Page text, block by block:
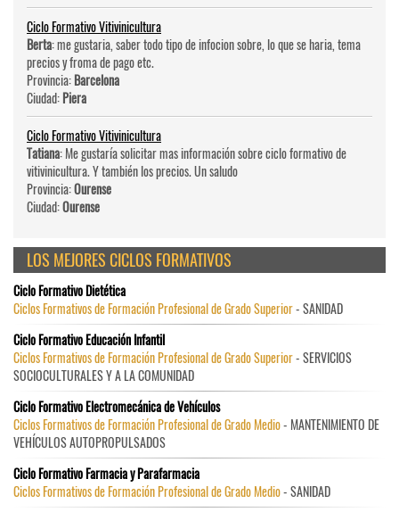
Ciclo Formativo Vitivinicultura
Berta: me gustaria, saber todo tipo de infocion sobre, lo que se haria, tema
precios y froma de pago etc.
Provincia:Barcelona
Ciudad:Piera
Ciclo Formativo Vitivinicultura
Tatiana: Me gustaría solicitar mas información sobre ciclo formativo de
vitivinicultura. Y también los precios. Un saludo
Provincia:Ourense
Ciudad:Ourense
LOS MEJORES CICLOS FORMATIVOS
Ciclo Formativo Dietética
Ciclos Formativos de Formación Profesional de Grado Superior- SANIDAD
Ciclo Formativo Educación Infantil
Ciclos Formativos de Formación Profesional de Grado Superior- SERVICIOS
SOCIOCULTURALES Y A LA COMUNIDAD
Ciclo Formativo Electromecánica de Vehículos
Ciclos Formativos de Formación Profesional de Grado Medio- MANTENIMIENTO DE
VEHÍCULOS AUTOPROPULSADOS
Ciclo Formativo Farmacia y Parafarmacia
Ciclos Formativos de Formación Profesional de Grado Medio- SANIDAD